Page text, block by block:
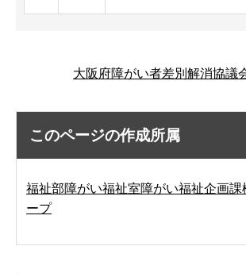
大阪府障がい者差別解消協議
このページの作成所属
福祉部障がい福祉室障がい福祉企画課
ープ